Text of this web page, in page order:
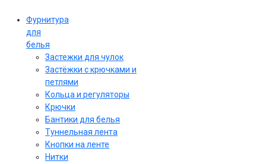
Фурнитура
для
белья
Застежки для чулок
Застёжки с крючками и
петлями
Кольца и регуляторы
Крючки
Бантики для белья
Туннельная лента
Кнопки на ленте
Нитки